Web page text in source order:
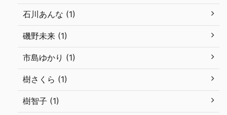
石川あんな (1)
磯野未来 (1)
市島ゆかり (1)
樹さくら (1)
樹智子 (1)